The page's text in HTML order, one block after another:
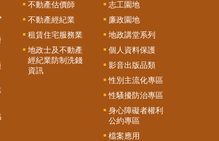
不動產估價師
不動產經紀業
租賃住宅服務業
地政士及不動產
經紀業防制洗錢
資訊
志工園地
廉政園地
地政講堂系列
個人資料保護
影音出版品類
性別主流化專區
性騷擾防治專區
身心障礙者權利
公約專區
檔案應用